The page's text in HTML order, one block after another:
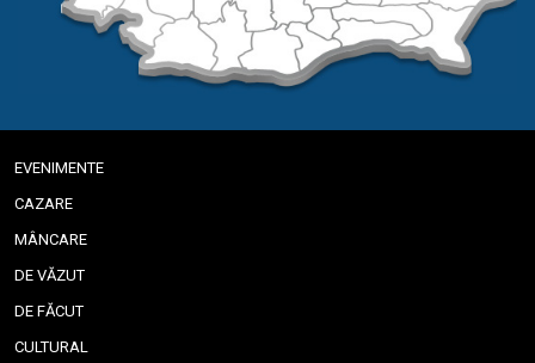
EVENIMENTE
CAZARE
MÂNCARE
DE VĂZUT
DE FĂCUT
CULTURAL